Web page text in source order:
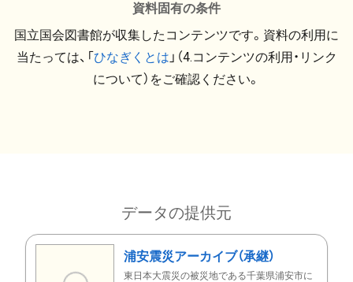
資料固有の条件
国立国会図書館が収集したコンテンツです。資料の利用に
当たっては、「ひなぎくとは 」（4.コンテンツの利用・リンク
について）をご確認ください。
データの提供元
浦安震災アーカイブ（承継）
東日本大震災の被災地である千葉県浦安市に